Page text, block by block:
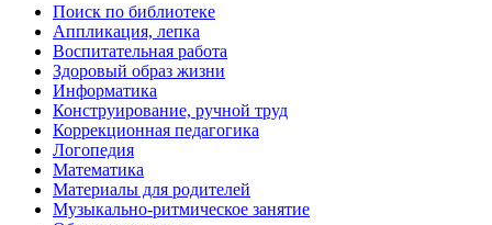
Поиск по библиотеке
Аппликация, лепка
Воспитательная работа
Здоровый образ жизни
Информатика
Конструирование, ручной труд
Коррекционная педагогика
Логопедия
Математика
Материалы для родителей
Музыкально-ритмическое занятие